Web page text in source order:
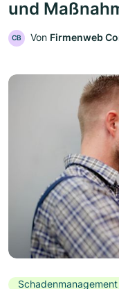
und
CB Von Firmenweb